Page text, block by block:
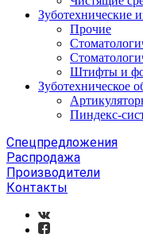
Зуботехнические
Прочие
Штифты и
Зуботехническое
Пиндекс-
Спецпредложения
Распродажа
Производители
Контакты